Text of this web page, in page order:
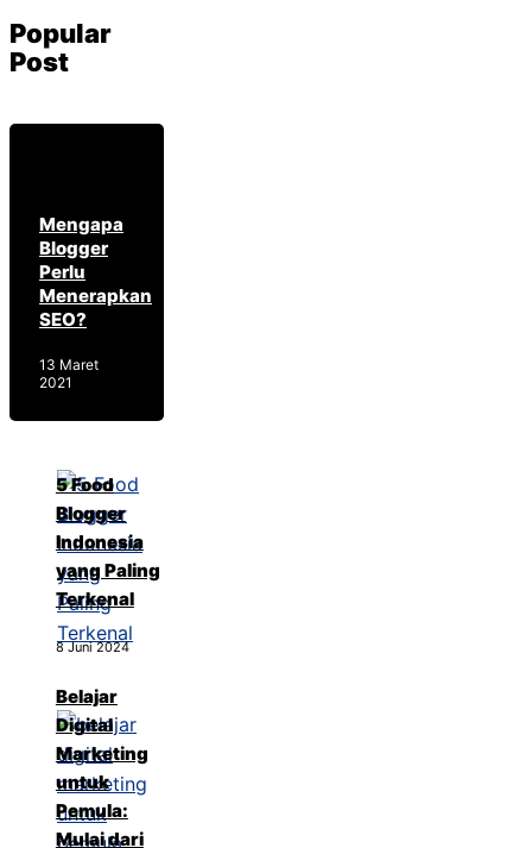
Popular
Post
Mengapa
Blogger
Perlu
Menerapkan
SEO?
13 Maret
2021
5 Food
Blogger
Indonesia
yang Paling
Terkenal
8 Juni 2024
Belajar
Digital
Marketing
untuk
Pemula:
Mulai dari